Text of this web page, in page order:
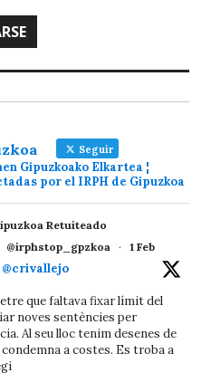
Seguir
Gipuzkoako Elkartea ¦
por el IRPH de Gipuzkoa
Retuiteado
@irphstop_gpzkoa · 1 Feb
@crivallejo
que faltava fixar límit del
noves sentències per
Al seu lloc tenim desenes de
a costes. Es troba a